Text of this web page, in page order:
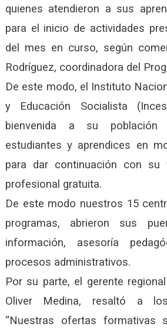
quienes atendieron a sus
para el inicio de actividades
del mes en curso, según
Rodríguez, coordinadora del
De este modo, el Instituto
y Educación Socialista
bienvenida a su población
estudiantes y aprendices en
para dar continuación con su
profesional gratuita.
De este modo nuestros 15
programas, abrieron sus
información, asesoría
procesos administrativos.
Por su parte, el gerente
Oliver Medina, resaltó a
“Nuestras ofertas formativas